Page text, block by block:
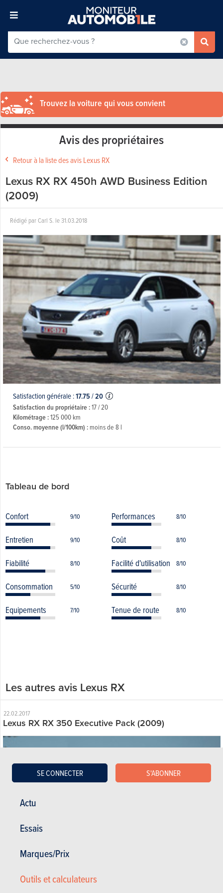
Actu
Essais
Marques/Prix
Outils et calculateurs
SE CONNECTER S'ABONNER
Trouvez la voiture qui vous convient
Avis des propriétaires
Retour à la liste des avis Lexus RX
Lexus RX RX 450h AWD Business Edition
(2009)
Rédigé parCarl S. le31.03.2018
Satisfaction générale :17.75/20
Satisfaction du propriétaire :17 / 20
Kilométrage :125 000 km
Conso. moyenne (l/100km) :moins de 8 l
Tableau de bord
Confort 9/10 Performances 8/10
Entretien 9/10 Coût 8/10
Fiabilité 8/10 Facilité d'utilisation 8/10
Consommation 5/10 Sécurité 8/10
Equipements 7/10 Tenue de route 8/10
Les autres avis Lexus RX
22.02.2017
Lexus RX RX 350 Executive Pack (2009)